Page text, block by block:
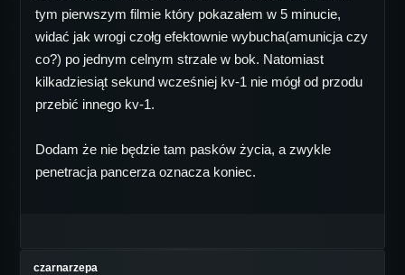
tym pierwszym filmie który pokazałem w 5 minucie,
widać jak wrogi czołg efektownie wybucha(amunicja czy
co?) po jednym celnym strzale w bok. Natomiast
kilkadziesiąt sekund wcześniej kv-1 nie mógł od przodu
przebić innego kv-1.
Dodam że nie będzie tam pasków życia, a zwykle
penetracja pancerza oznacza koniec.
czarnarzepa